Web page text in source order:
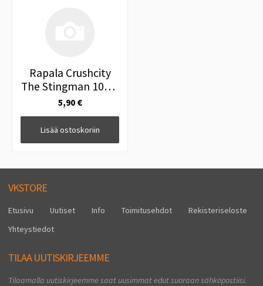
Rapala Crushcity
The Stingman 10cm
4" Perch
5,90 €
Lisää ostoskoriin
VKSTORE
Etusivu Uutiset Info Toimitusehdot
Rekisteriseloste
Yhteystiedot
TILAA UUTISKIRJEEMME
Tilaamalla uutiskirjeemme saat uusimmat edut suoraan sähköpostiisi.